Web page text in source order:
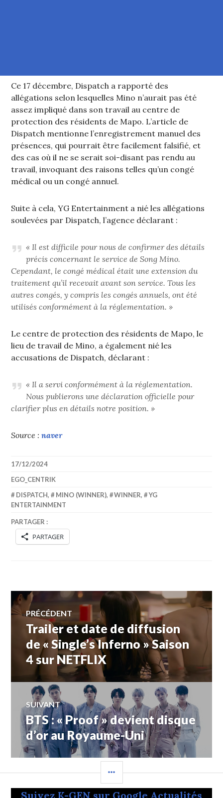
Ce 17 décembre, Dispatch a rapporté des
allégations selon lesquelles Mino n’aurait pas été
assez impliqué dans son travail au centre de
protection des résidents de Mapo. L’article de
Dispatch mentionne l’enregistrement manuel des
présences, qui pourrait être facilement falsifié, et
des cas où il ne se serait soi-disant pas rendu au
travail, invoquant des raisons telles qu’un congé
médical ou un congé annuel.
Suite à cela, YG Entertainment a nié les allégations
soulevées par Dispatch, l’agence déclarant :
« Il est difficile pour nous de confirmer des détails
précis concernant le service de Song Mino.
Cependant, le congé médical était une extension du
traitement qu’il recevait avant son service. Tous les
autres congés, y compris les congés annuels, ont été
utilisés conformément à la réglementation. »
Le centre de protection des résidents de Mapo, le
lieu de travail de Mino, a également nié les
accusations de Dispatch, déclarant :
« Il a servi conformément à la réglementation.
Nous publierons une déclaration officielle pour
clarifier plus en détails notre position. »
Source :naver
17/12/2024
EGO_CENTRIK
DISPATCH, MINO (WINNER), WINNER,
YG
ENTERTAINMENT
PARTAGER :
PARTAGER
Navigation
de
l’article
PRÉCÉDENT
Article
précédent :
Trailer et date de diffusion
de « Single’s Inferno » Saison
4 sur NETFLIX
SUIVANT
Article
Suivant:
BTS : « Proof » devient disque
d’or au Royaume-Uni
LATÉRALE
Suivez K-GEN sur Google Actualités